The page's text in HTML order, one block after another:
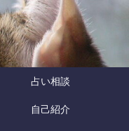
占い相談
自己紹介